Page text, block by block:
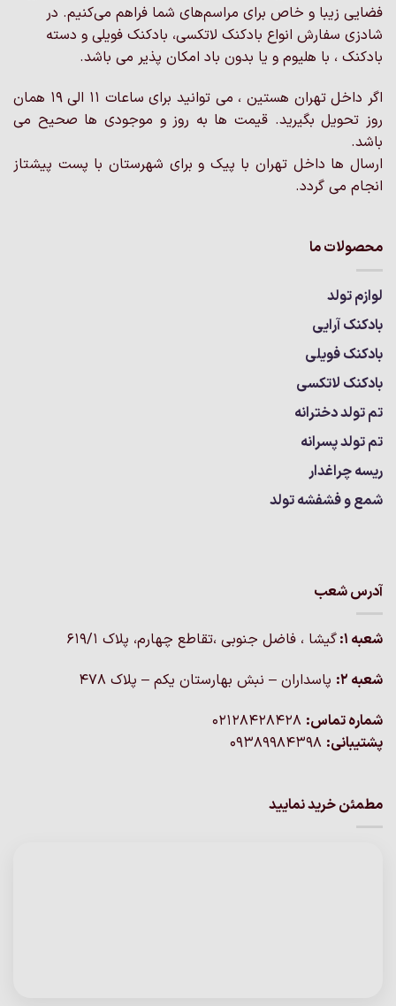
فضایی زیبا و خاص برای مراسم‌های شما فراهم می‌کنیم. در
شادزی سفارش انواع بادکنک لاتکسی، بادکنک فویلی و دسته
بادکنک ، با هلیوم و یا بدون باد امکان پذیر می باشد.
اگر داخل تهران هستین ، می توانید برای ساعات 11 الی 19 همان
روز تحویل بگیرید. قیمت ها به روز و موجودی ها صحیح می
باشد.
ارسال ها داخل تهران با پیک و برای شهرستان با پست پیشتاز
انجام می گردد.
محصولات ما
لوازم تولد
بادکنک آرایی
بادکنک فویلی
بادکنک لاتکسی
تم تولد دخترانه
تم تولد پسرانه
ریسه چراغدار
شمع و فشفشه تولد
آدرس شعب
شعبه 1:
گيشا ، فاضل جنوبی ،تقاطع چهارم، پلاک 619/1
شعبه 2:
پاسداران – نبش بهارستان یکم – پلاک ۴۷۸
شماره تماس:
پشتیبانی:
مطمئن خرید نمایید